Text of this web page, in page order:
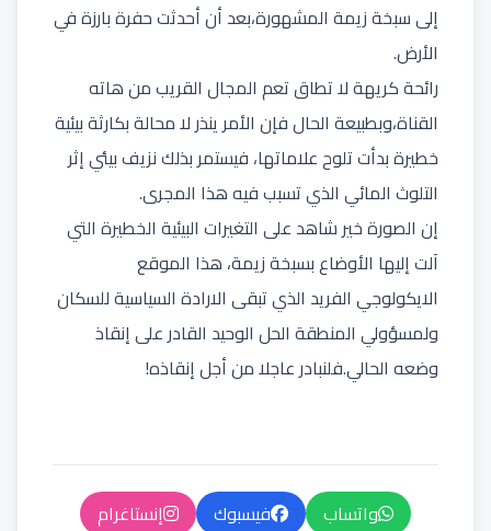
إلى سبخة زيمة المشهورة،بعد أن أحدثت حفرة بارزة في
الأرض.
رائحة كريهة لا تطاق تعم المجال القريب من هاته
القناة،وبطبيعة الحال فإن الأمر ينذر لا محالة بكارثة بيئية
خطيرة بدأت تلوح علاماتها، فيستمر بذلك نزيف بيئي إثر
التلوث المائي الذي تسبب فيه هذا المجرى.
إن الصورة خير شاهد على التغيرات البيئية الخطيرة التي
آلت إليها الأوضاع بسبخة زيمة، هذا الموقع
الايكولوجي الفريد الذي تبقى الارادة السياسية للسكان
ولمسؤولي المنطقة الحل الوحيد القادر على إنقاذ
وضعه الحالي.فلنبادر عاجلا من أجل إنقاذه!
واتساب فيسبوك
إنستاغرام